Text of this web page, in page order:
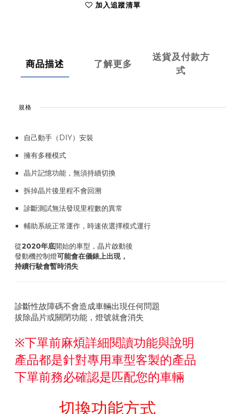
加入追蹤清單
商品描述 了解更多
送貨及付款方
式
規格
自己動手（DIY）安裝
擁有多種模式
晶片記憶功能，無須持續切換
拆掉晶片後里程不會回溯
診斷測試無法發現里程數的異常
輔助系統正常運作，時速依選擇模式運行
從2020年底開始的車型，晶片啟動後
發動機控制燈可能會在儀錶上出現，
持續行駛會暫時消失
診斷性故障碼不會造成車輛出現任何問題
拔除晶片或關閉功能，燈號就會消失
※下單前麻煩詳細閱讀功能與說明
產品都是針對專用車型客製的產品
下單前務必確認是匹配您的車輛
切換功能方式